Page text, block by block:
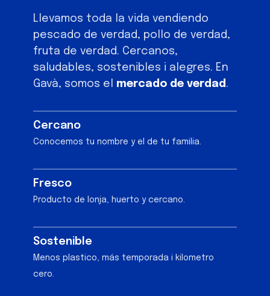
Llevamos toda la vida vendiendo
pescado de verdad, pollo de verdad,
fruta de verdad. Cercanos,
saludables, sostenibles i alegres. En
Gavà, somos el mercado de verdad .
Cercano
Conocemos tu nombre y el de tu familia.
Fresco
Producto de lonja, huerto y cercano.
Sostenible
Menos plastico, más temporada i kilometro
cero.